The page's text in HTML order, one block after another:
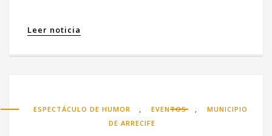
Leer noticia
ESPECTÁCULO DE HUMOR , EVENTOS ,
MUNICIPIO
DE ARRECIFE